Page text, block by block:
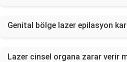
Genital bölge lazer epilasyon
Lazer cinsel organa zarar verir